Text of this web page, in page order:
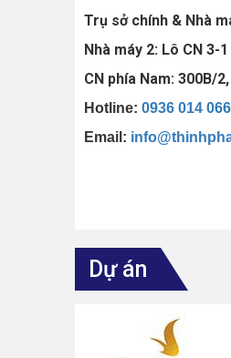
Trụ sở chính & Nhà
Nhà máy 2: Lô CN 3-
CN phía Nam: 300B/
Hotline: 0936 014 066
Email:
Dự án